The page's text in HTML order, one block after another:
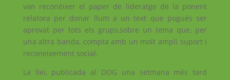
van reconèixer el paper de lideratge de la ponent
relatora per donar llum a un text que pogués ser
aprovat per tots els grups,sobre un tema que, per
una altra banda, compta amb un molt ampli suport i
reconeixement social.
La llei, publicada al DOG una setmana més tard